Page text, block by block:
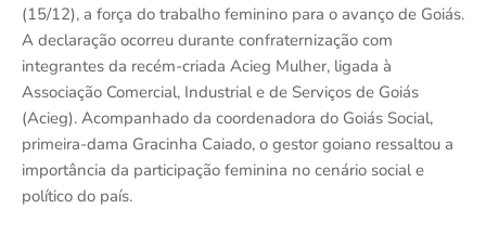
(15/12), a força do trabalho feminino para o avanço de Goiás.
A declaração ocorreu durante confraternização com
integrantes da recém-criada Acieg Mulher, ligada à
Associação Comercial, Industrial e de Serviços de Goiás
(Acieg). Acompanhado da coordenadora do Goiás Social,
primeira-dama Gracinha Caiado, o gestor goiano ressaltou a
importância da participação feminina no cenário social e
político do país.